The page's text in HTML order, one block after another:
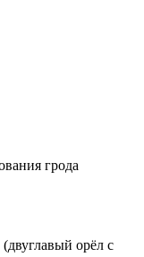
грода
орёл с